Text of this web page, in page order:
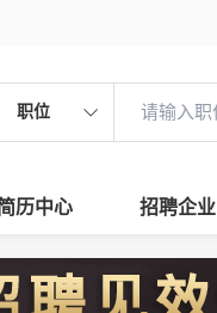
职位
历中心 招聘企业